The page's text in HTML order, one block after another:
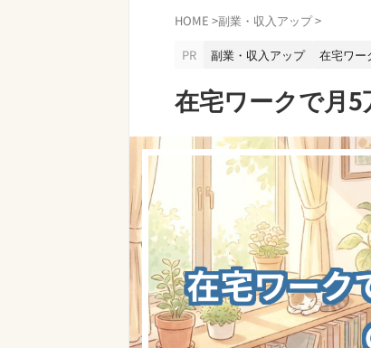
HOME >副業・収入アップ>
PR
副業・収入アップ 在宅ワー
在宅ワークで月